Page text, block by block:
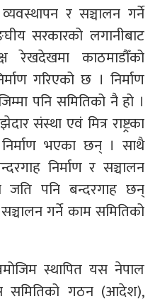
र सञ्चालन गर्ने
सरकारको लगानीबाट
रेखदेखमा काठमाडौँको
गरिएको छ । निर्माण
पनि समितिको नै हो ।
संस्था एवं मित्र राष्ट्रका
भएका छन् । साथै
निर्माण र सञ्चालन
जति पनि बन्दरगाह छन्
गर्ने काम समितिको
स्थापित यस नेपाल
समितिको गठन (आदेश),